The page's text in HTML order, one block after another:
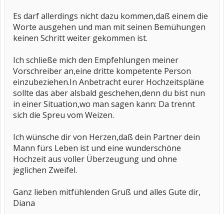
Es darf allerdings nicht dazu kommen,daß einem die
Worte ausgehen und man mit seinen Bemühungen
keinen Schritt weiter gekommen ist.
Ich schließe mich den Empfehlungen meiner
Vorschreiber an,eine dritte kompetente Person
einzubeziehen.In Anbetracht eurer Hochzeitspläne
sollte das aber alsbald geschehen,denn du bist nun
in einer Situation,wo man sagen kann: Da trennt
sich die Spreu vom Weizen.
Ich wünsche dir von Herzen,daß dein Partner dein
Mann fürs Leben ist und eine wunderschöne
Hochzeit aus voller Überzeugung und ohne
jeglichen Zweifel.
Ganz lieben mitfühlenden Gruß und alles Gute dir,
Diana